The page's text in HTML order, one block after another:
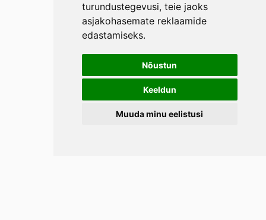
turundustegevusi, teie jaoks
asjakohasemate reklaamide
edastamiseks.
Nõustun
Keeldun
Muuda minu eelistusi